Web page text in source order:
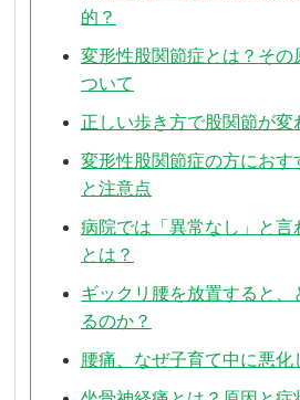
的？
変形性股関節症とは？その
ついて
正しい歩き方で股関節が変
変形性股関節症の方におす
と注意点
病院では「異常なし」と言
とは？
ギックリ腰を放置すると、
るのか？
腰痛、なぜ子育て中に悪化